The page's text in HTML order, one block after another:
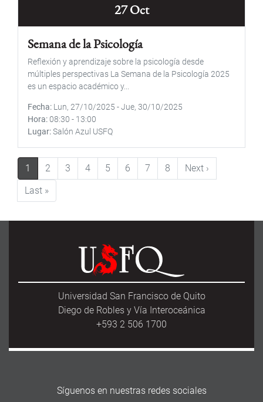
27 Oct
Semana de la Psicología
Reflexión y aprendizaje sobre la psicología desde
múltiples perspectivas La Semana de la Psicología 2025
es un espacio académico y...
Fecha Lun, 27/10/2025 -Jue, 30/10/2025
Hora 08:30 - 13:00
Lugar Salón Azul USFQ
Paginación
1 2 3 4 5 6 7 8 Next ›
Last »Última página
Universidad San Francisco de Quito
Diego de Robles y Vía Interoceánica
+593 2 506 1700
Síguenos en nuestras redes sociales